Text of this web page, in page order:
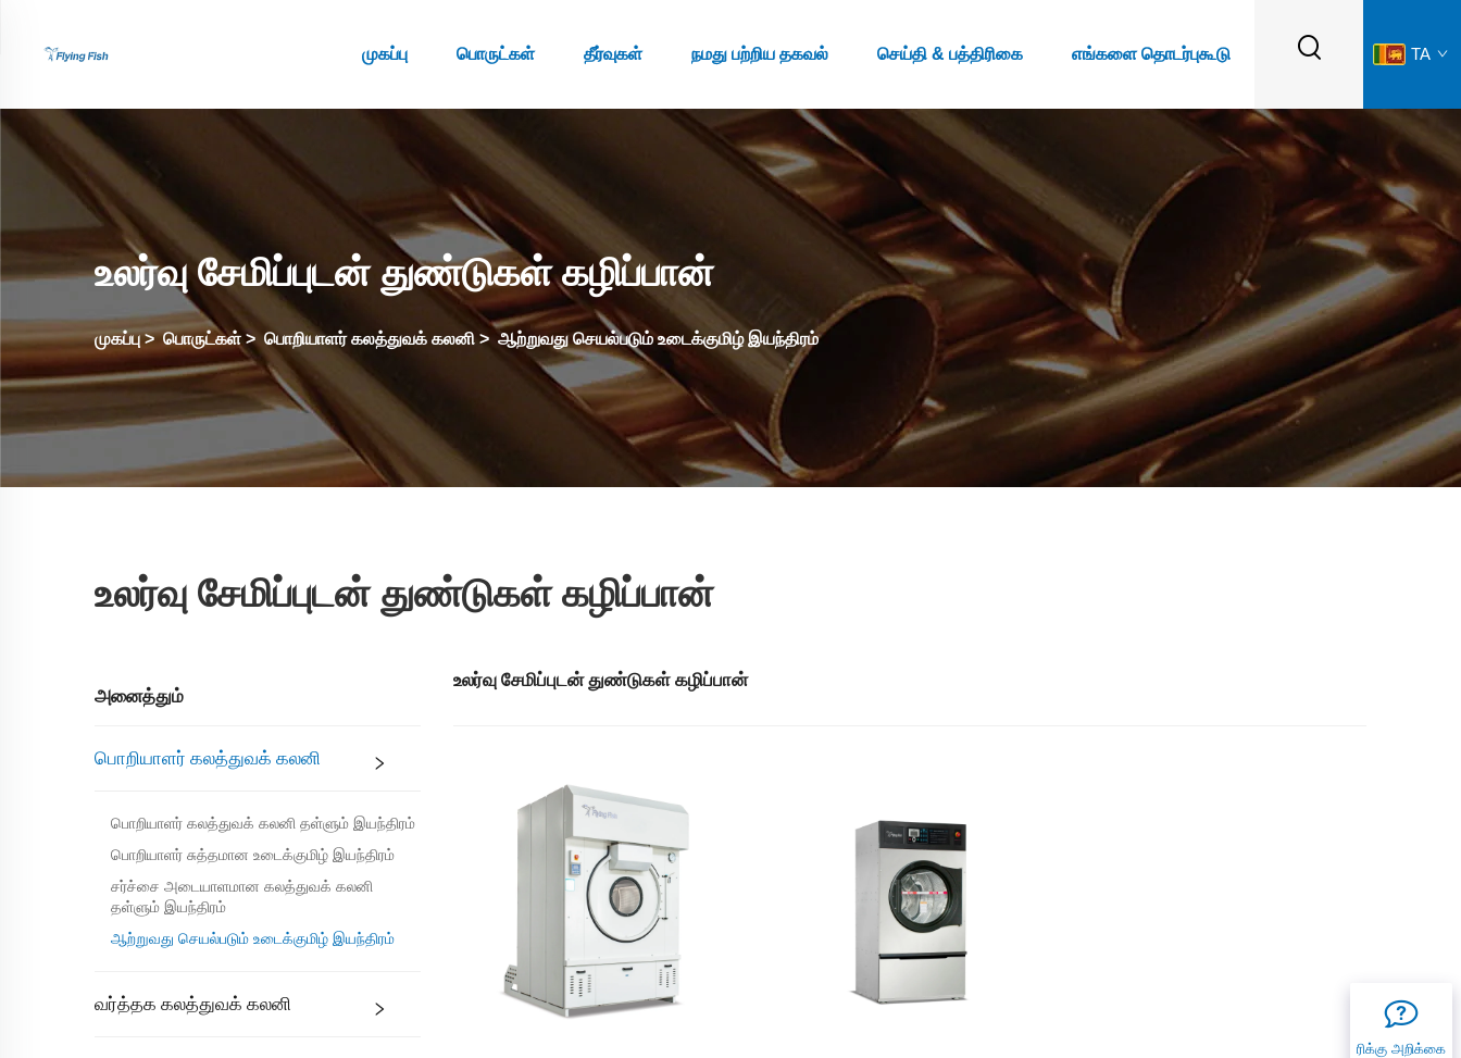
முகப்பு பொருட்கள் தீர்வுகள் நமது பற்றிய தகவல் செய்தி & பத்திரிகை எங்களை தொடர்புகூடு TA
உலர்வு சேமிப்புடன் துண்டுகள் கழிப்பான்
முகப்பு>பொருட்கள் >பொறியாளர் கலத்துவக் கலனி > ஆற்றுவது செயல்படும் உடைக்குமிழ் இயந்திரம்
உலர்வு சேமிப்புடன் துண்டுகள் கழிப்பான்
அனைத்தும்
பொறியாளர் கலத்துவக் கலனி
பொறியாளர் கலத்துவக் கலனி தள்ளும் இயந்திரம்
பொறியாளர் சுத்தமான உடைக்குமிழ் இயந்திரம்
சர்ச்சை அடையாளமான கலத்துவக் கலனி
தள்ளும் இயந்திரம்
ஆற்றுவது செயல்படும் உடைக்குமிழ் இயந்திரம்
வர்த்தக கலத்துவக் கலனி
உலர்வு சேமிப்புடன் துண்டுகள் கழிப்பான்
ரிக்கு அறிக்கை